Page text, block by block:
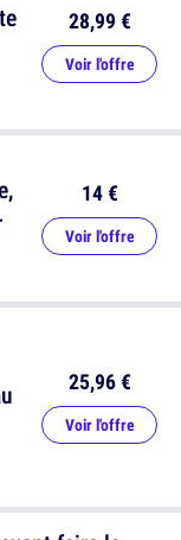
14 €
Voir l'offre
28,99 €
Voir l'offre
25,96 €
Voir l'offre